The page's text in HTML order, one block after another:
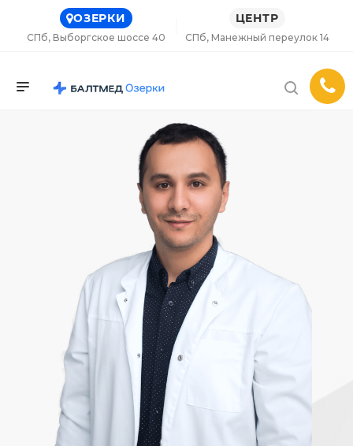
ОЗЕРКИ
СПб, Выборгское шоссе 40
ЦЕНТР
СПб, Манежный переулок 14